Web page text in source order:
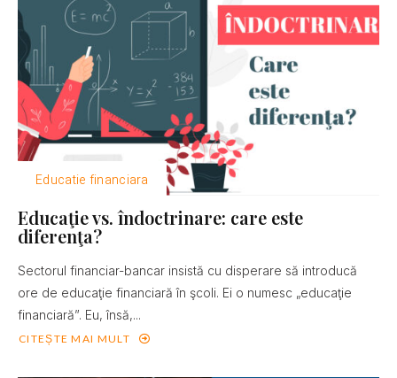
Educatie financiara
Educaţie vs. îndoctrinare: care este
diferenţa?
Sectorul financiar-bancar insistă cu disperare să introducă
ore de educaţie financiară în şcoli. Ei o numesc „educaţie
financiară”. Eu, însă,...
CITEȘTE MAI MULT